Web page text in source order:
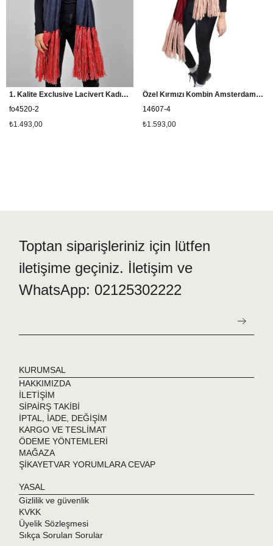
En çok beğenilen hediyeler vücudu sıcak tutan hediyelerin olduğu
bilinmektedir.
Hediye paketi yaptırmak için alışveriş adımları sırasında karşınıza
çıkacak olan kutucuğu işaretlemeniz yeterlidir. Sevdiğinize not
bırakma imkanınız vardır.
Türkiye'nin neresinde olursanız olun siparişiniz kapınıza gelecektir.
1. Kalite Exclusive Lacivert Kadın Atkı FO-4520
fo4520-2
₺1.493,00
Özel Kırmızı Kombin Amsterdam Kadın Atkı Bere İkili Set 14607
14607-4
₺1.593,00
Toptan siparişleriniz için lütfen
iletişime geçiniz. İletişim ve
WhatsApp: 02125302222
KURUMSAL
HAKKIMIZDA
İLETİŞİM
SİPAİRŞ TAKİBİ
İPTAL, İADE, DEĞİŞİM
KARGO VE TESLİMAT
ÖDEME YÖNTEMLERİ
MAĞAZA
ŞİKAYETVAR YORUMLARA CEVAP
YASAL
Gizlilik ve güvenlik
KVKK
Üyelik Sözleşmesi
Sıkça Sorulan Sorular